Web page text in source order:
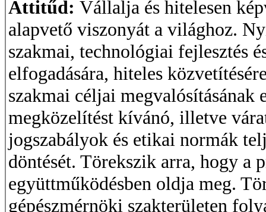
Attitűd: Vállalja és hitelesen
alapvető viszonyát a világhoz.
szakmai, technológiai fejlesztés
elfogadására, hiteles
szakmai céljai
megközelítést kívánó, illetve
jogszabályok és etikai normák
döntését. Törekszik arra, hogy a
együttműködésben oldja meg.
gépészmérnöki szakterületen